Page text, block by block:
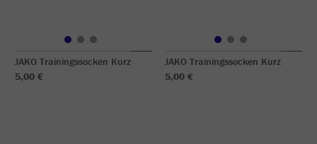
JAKO Trainingssocken Kurz
5,00 €
JAKO Trainingssocken Kurz
5,00 €